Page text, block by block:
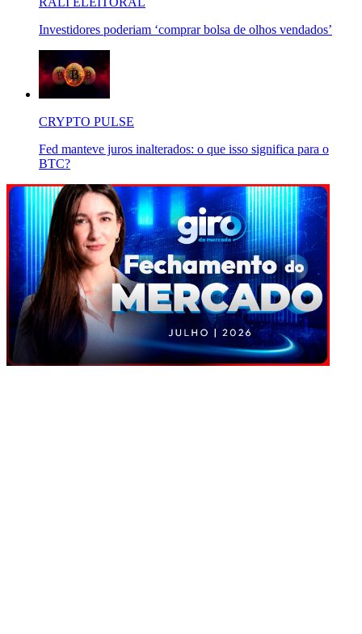
Investidores poderiam ‘comprar bolsa de olhos vendados’
CRYPTO PULSE
Fed manteve juros inalterados: o que isso significa para o
BTC?